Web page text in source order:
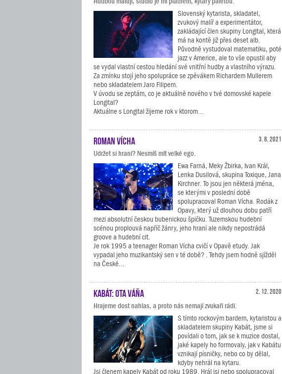
Slovenský kytarista, skladatel,
zvukový malíř a experimentátor,
zakládající člen skupiny Longital, která
má na kontě již přes deset alb.
Původně vystudoval matematiku, poté
jazz v Americe, ale to vše opustil aby
se vydal vlastní cestou hledání své vnitřní hudby a vlastního výrazu.
Za zmínku stojí jeho spolupráce se zpěvákem Richardem Mullerem
nebo skladatelem Jaro Filipem.
V úvodu se zeptám, co je aktuálně nového v tvé domovské kapele
Longital?
Aktuálne s Longital žijeme rok v ktorom...
3. 8. 2021
Roman Vícha
Udržet si hraní? Nesmíš mít velké ego.
Ewa Farná, Meky Žbirka, Ivan Král,
Lenka Dusilová, skupina Toxique, Jana
Kirchner. To jsou jen některá jména,
se kterými v poslední době
spolupracoval Roman Vícha. Rodák z
Opavy, který už dlouhou dobu patří
mezi absolutní českou bubenickou špičku. Tuzemskou hudební
scénou proplouvá napříč žánry, jeho hraní ale nikdy nepostrádá
groove a hudební cit.
Je rok 1995 a teenager Roman Vícha cvičí v Opavě etudy. Jak
vypadal jeho muzikantský sen v té době? . Tehdy jsem hodně sjížděl
na České...
2. 12. 2020
Kabát: Ota Váňa
Hrajeme dost nahlas, a proto nás nemají zvukaři rádi.
S tímto rockovým bardem, kytaristou a
skladatelem skupiny Kabát, jsme si
povídali o tom, jak se k muzice dostal,
jaké kapely ho formovaly, jak v Kabátu
vznikají písničky, nebo co by dělal,
kdyby nehrál na kytaru.
Jsi členem kapely Kabát od roku 1989. Hrál jsi nebo spolupracoval